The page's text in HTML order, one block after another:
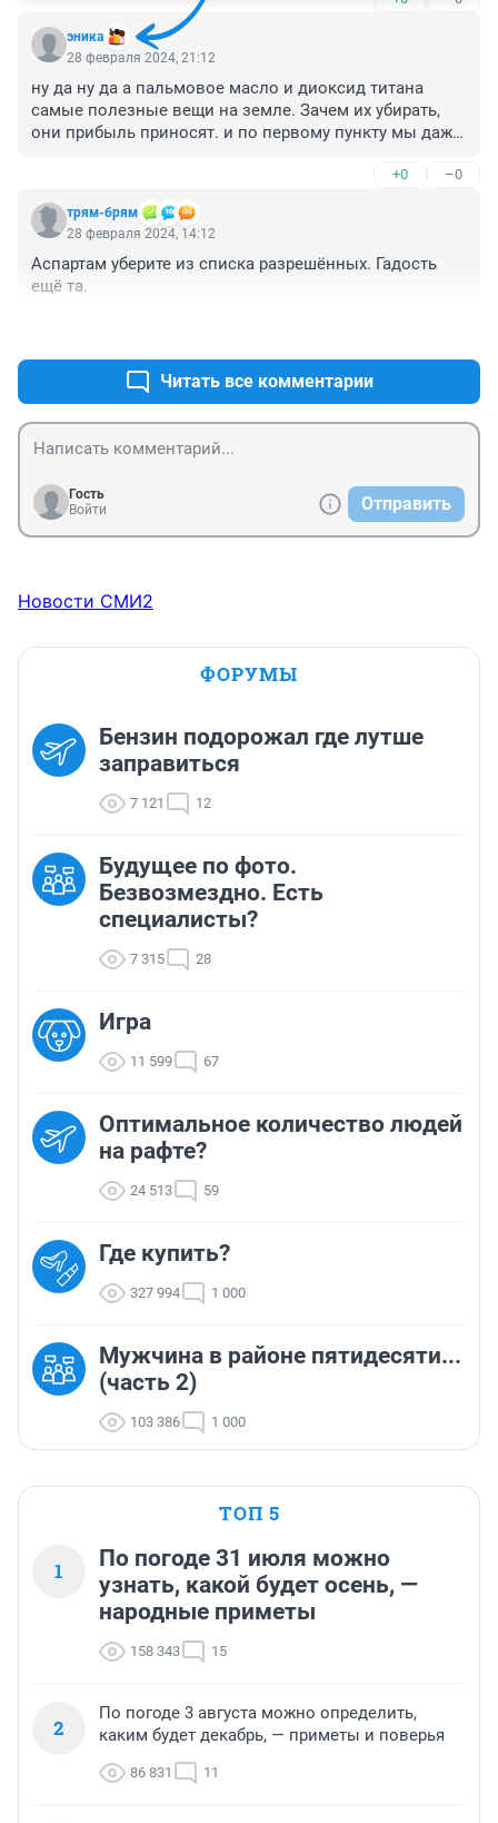
натуральной сироп запретили, а экстракт разрешили.
Всё равно, то запретить орехи и разрешить цианиды.
эника
28 февраля 2024, 21:12
ну да ну да а пальмовое масло и диоксид титана
самые полезные вещи на земле. Зачем их убирать,
они прибыль приносят. и по первому пункту мы даже
+0 –0
трям-брям
28 февраля 2024, 14:12
Аспартам уберите из списка разрешённых. Гадость
ещё та.
Читать все комментарии
Гость
Войти
Отправить
Новости СМИ2
ФОРУМЫ
Бензин подорожал где лутше
заправиться
7 121 12
Будущее по фото.
Безвозмездно. Есть
специалисты?
7 315 28
Игра
11 599 67
Оптимальное количество людей
на рафте?
24 513 59
Где купить?
327 994 1 000
Мужчина в районе пятидесяти...
(часть 2)
103 386 1 000
ТОП 5
1
По погоде 31 июля можно
узнать, какой будет осень, —
народные приметы
158 343 15
2
По погоде 3 августа можно определить,
каким будет декабрь, — приметы и поверья
86 831 11